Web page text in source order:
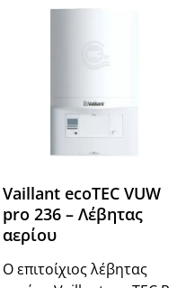
Vaillant ecoTEC VUW
pro 236 – Λέβητας
αερίου
Ο επιτοίχιος λέβητας